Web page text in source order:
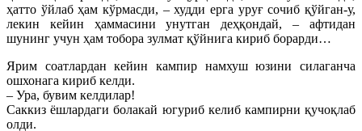
ҳатто ўйлаб ҳам кўрмасди, – худди ерга уруғ сочиб қўйган-у,
лекин кейин ҳаммасини унутган деҳқондай, – афтидан
шунинг учун ҳам тобора зулмат қўйнига кириб борарди…
Ярим соатлардан кейин кампир намхуш юзини силаганча
ошхонага кириб келди.
– Ура, бувим келдилар!
Саккиз ёшлардаги болакай югуриб келиб кампирни қучоқлаб
олди.